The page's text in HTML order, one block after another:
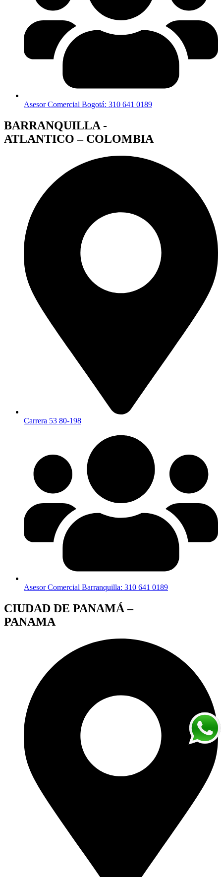
Asesor Comercial Bogotá: 310 641 0189
BARRANQUILLA -
ATLANTICO – COLOMBIA
Carrera 53 80-198
Asesor Comercial Barranquilla: 310 641 0189
CIUDAD DE PANAMÁ –
PANAMA